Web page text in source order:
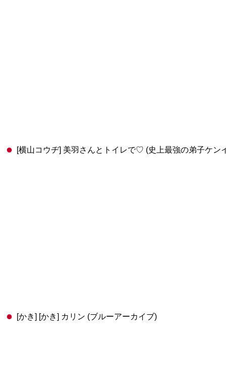
[横山コウヂ] 美羽さんとトイレで♡ (史上最強の弟子ケン
[かき] [かき] カリン (ブルーアーカイブ)